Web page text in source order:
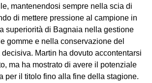
mantenendosi sempre nella scia di
di mettere pressione al campione in
superiorità di Bagnaia nella gestione
gomme e nella conservazione del
Martin ha dovuto accontentarsi
ma ha mostrato di avere il potenziale
per il titolo fino alla fine della stagione.